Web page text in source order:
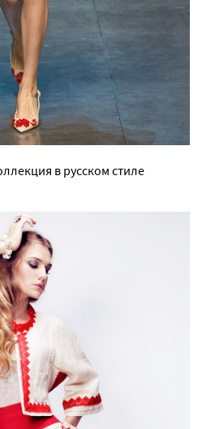
в русском стиле